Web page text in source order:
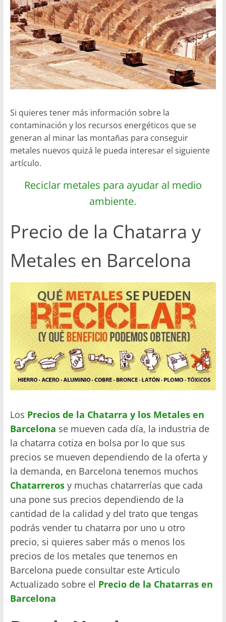
Si quieres tener más información sobre la
contaminación y los recursos energéticos que se
generan al minar las montañas para conseguir
metales nuevos quizá le pueda interesar el siguiente
artículo.
Reciclar metales para ayudar al medio
ambiente.
Precio de la Chatarra y
Metales en Barcelona
Los Precios de la Chatarra y los Metales en
Barcelona se mueven cada día, la industria de
la chatarra cotiza en bolsa por lo que sus
precios se mueven dependiendo de la oferta y
la demanda, en Barcelona tenemos muchos
Chatarrerosy muchas chatarrerías que cada
una pone sus precios dependiendo de la
cantidad de la calidad y del trato que tengas
podrás vender tu chatarra por uno u otro
precio, si quieres saber más o menos los
precios de los metales que tenemos en
Barcelona puede consultar este Articulo
Actualizado sobre el Precio de la Chatarras en
Barcelona